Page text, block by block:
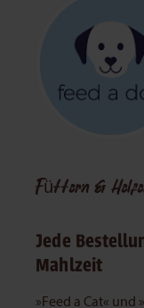
Füttern &
Jede
Mahlzeit
»Feed a Cat« und